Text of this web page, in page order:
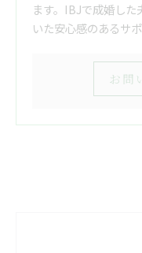
ます。IBJで成婚し
いた安心感のあるサ
お問